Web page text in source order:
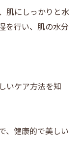
肌にしっかりと水
を行い、肌の水分
いケア方法を知
、健康的で美しい